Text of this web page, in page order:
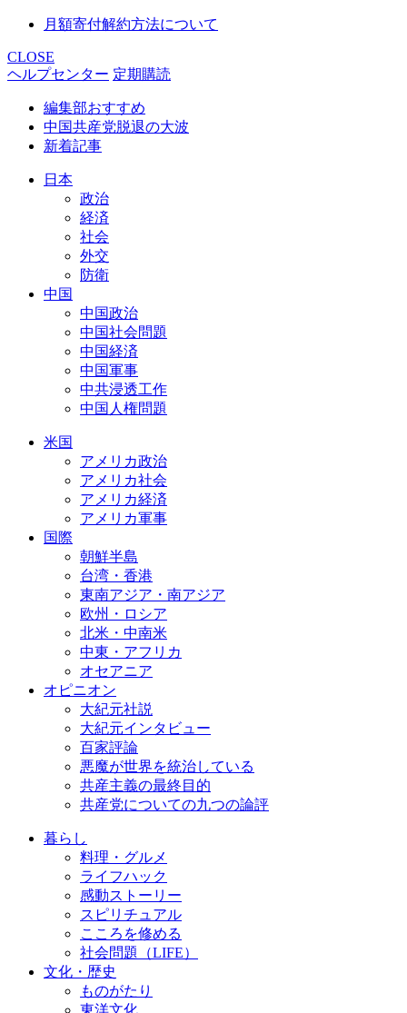
月額寄付解約方法について
CLOSE
ヘルプセンター 定期購読
編集部おすすめ
中国共産党脱退の大波
新着記事
日本
政治
経済
社会
外交
防衛
中国
中国政治
中国社会問題
中国経済
中国軍事
中共浸透工作
中国人権問題
米国
アメリカ政治
アメリカ社会
アメリカ経済
アメリカ軍事
国際
朝鮮半島
台湾・香港
東南アジア・南アジア
欧州・ロシア
北米・中南米
中東・アフリカ
オセアニア
オピニオン
大紀元社説
大紀元インタビュー
百家評論
悪魔が世界を統治している
共産主義の最終目的
共産党についての九つの論評
暮らし
料理・グルメ
ライフハック
感動ストーリー
スピリチュアル
こころを修める
社会問題（LIFE）
文化・歴史
ものがたり